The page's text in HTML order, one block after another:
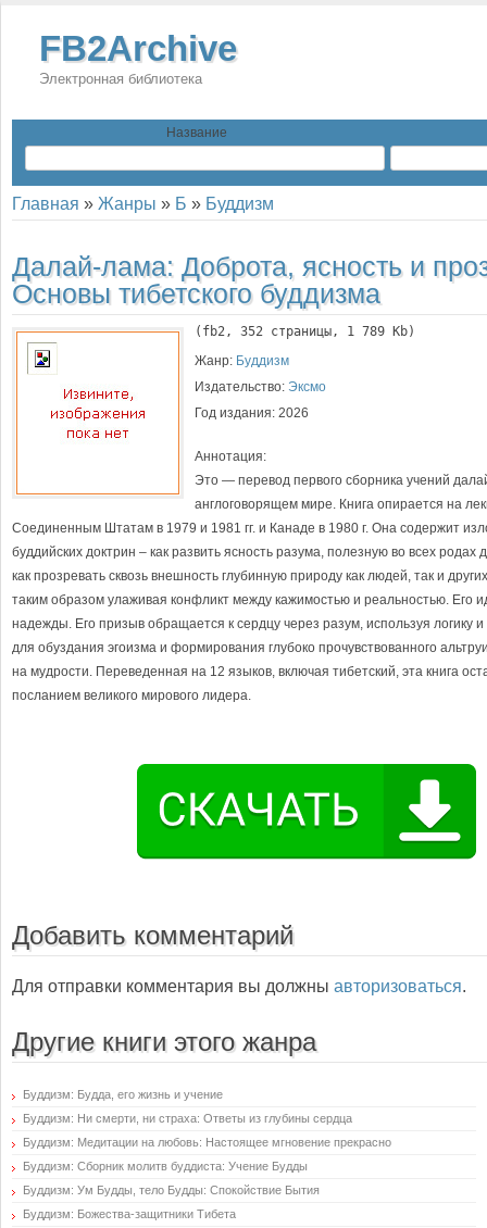
FB2Archive
Электронная библиотека
Название
Главная » Жанры » Б » Буддизм
Далай-лама: Доброта, ясность и
Основы тибетского буддизма
( fb2, 352 страницы, 1 789 Kb)
Жанр: Буддизм
Издательство: Эксмо
Год издания: 2026
Аннотация:
Это — перевод первого сборника учений
англоговорящем мире. Книга опирается на
Соединенным Штатам в 1979 и 1981 гг. и Канаде в 1980 г. Она содержит
буддийских доктрин – как развить ясность разума, полезную во всех родах
как прозревать сквозь внешность глубинную природу как людей, так и
таким образом улаживая конфликт между кажимостью и реальностью. Его
надежды. Его призыв обращается к сердцу через разум, используя логику
для обуздания эгоизма и формирования глубоко прочувствованного
на мудрости. Переведенная на 12 языков, включая тибетский, эта книга
посланием великого мирового лидера.
Добавить комментарий
Для отправки комментария вы должны авторизоваться.
Другие книги этого жанра
Буддизм: Будда, его жизнь и учение
Буддизм: Ни смерти, ни страха: Ответы из глубины сердца
Буддизм: Медитации на любовь: Настоящее мгновение прекрасно
Буддизм: Сборник молитв буддиста: Учение Будды
Буддизм: Ум Будды, тело Будды: Спокойствие Бытия
Буддизм: Божества-защитники Тибета